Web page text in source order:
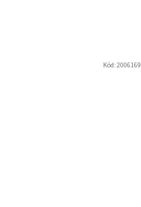
Kód:2006169